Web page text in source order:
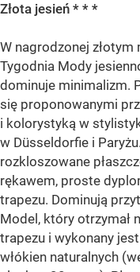
Złota jesień * * *
W nagrodzonej
Tygodnia Mody
dominuje minimalizm.
się proponowanymi
i kolorystyką w
w Düsseldorfie i
rozkloszowane
rękawem, proste
trapezu. Dominują
Model, który otrzymał
trapezu i wykonany
włókien naturalnych